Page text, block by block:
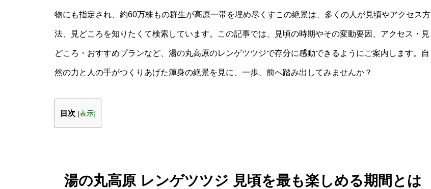
物にも指定され、約60万株もの群生が高原一帯を埋め尽くすこの絶景は、多くの人が見頃やアクセス方
法、見どころを知りたくて検索しています。この記事では、見頃の時期やその変動要因、アクセス・見
どころ・おすすめプランなど、湯の丸高原のレンゲツツジで存分に感動できるようにご案内します。自
然の力と人の手がつくりあげた渾身の絶景を見に、一歩、前へ踏み出してみませんか？
目次 [表示]
湯の丸高原 レンゲツツジ 見頃を最も楽しめる期間とは